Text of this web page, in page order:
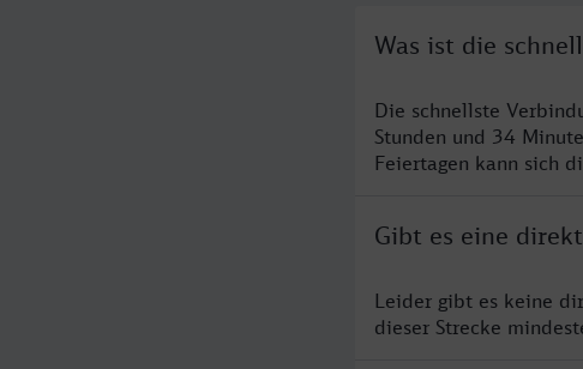
Was ist die
Die schnellste
Stunden und 34
Feiertagen kann sich
Gibt es eine
Leider gibt es keine
dieser Strecke